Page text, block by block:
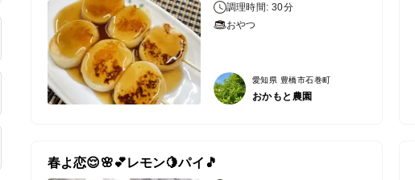
調理時間: 30分
おやつ
愛知県 豊橋市石巻町
おかもと農園
春よ恋😌🌸💕レモン🍋パイ🎵